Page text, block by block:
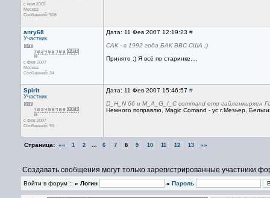
с июл 2005
Москва
Сообщений: 508
anry68
Участник
с фев 2007
Москва
Сообщений: 34
Дата: 11 Фев 2007 12:19:23 #
САК - с 1992 года БАК ВВС США ;)
Принято ;) Я всё по старинке....
Spirit
Участник
с фев 2007
Сообщений: 93
Дата: 11 Фев 2007 15:46:57 #
D_H_N 66 и M_A_G_I_C command ето гайленкирхен
Немного поправлю, Magic Comand - ус г.Мезьер,
Страница: «« 1 2 6 7 8 9 10 11 12 13 »»
Создавать сообщения могут только зарегистрированные участники
Войти в форум :: » Логин » Пароль